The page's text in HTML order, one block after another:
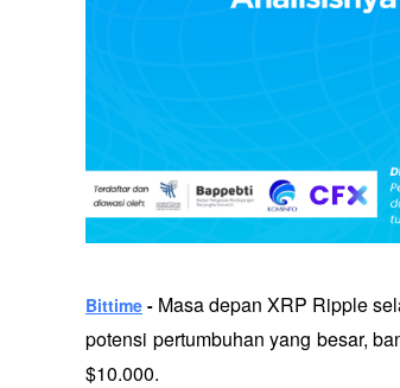
Bittime - Masa depan XRP Ripple
potensi pertumbuhan yang besar,
$10.000.